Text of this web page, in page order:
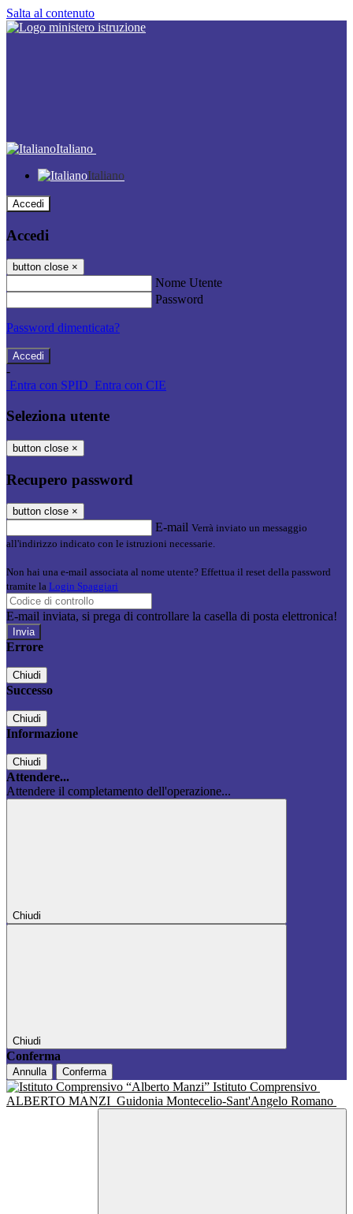
Salta al contenuto
Italiano
Italiano
Accedi
Accedi
button close ×
Nome Utente
Password
Password dimenticata?
-
Entra con SPID Entra con CIE
Seleziona utente
button close ×
Recupero password
button close ×
E-mail Verrà inviato un messaggio
all'indirizzo indicato con le istruzioni necessarie.
Non hai una e-mail associata al nome utente? Effettua il reset della password
tramite la Login Spaggiari
E-mail inviata, si prega di controllare la casella di posta elettronica!
Errore
Chiudi
Successo
Chiudi
Informazione
Chiudi
Attendere...
Attendere il completamento dell'operazione...
Chiudi
Chiudi
Conferma
Annulla Conferma
Istituto Comprensivo
ALBERTO MANZI Guidonia Montecelio-Sant'Angelo Romano